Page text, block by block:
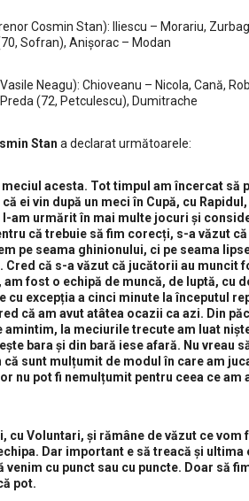
Cosmin Stan): Iliescu – Morariu,
Sofran), Anișorac – Modan
Neagu): Chioveanu – Nicola, Cană,
(72, Petculescu), Dumitrache
Stan a declarat următoarele:
acesta. Tot timpul am încercat
ei vin după un meci în Cupă, cu
am urmărit în mai multe jocuri și
că trebuie să fim corecți, s-a văzut
pe seama ghinionului, ci pe seama
Cred că s-a văzut că jucătorii au
fost o echipă de muncă, de luptă, cu
cu excepția a cinci minute la începutul
că am avut atâtea ocazii ca azi. Din
amintim, la meciurile trecute am luat
bara și din bară iese afară. Nu vreau
că sunt mulțumit de modul în care am
nu pot fi nemulțumit pentru ceea ce
cu Voluntari, și rămâne de văzut ce
Dar important e să treacă și
venim cu punct sau cu puncte. Doar să
pot.